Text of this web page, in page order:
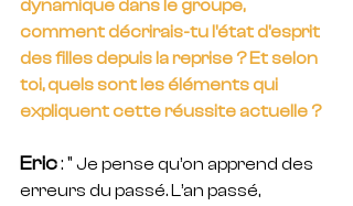
dynamique dans le groupe,
comment décrirais-tu l'état d'esprit
des filles depuis la reprise ? Et selon
toi, quels sont les éléments qui
expliquent cette réussite actuelle ?
Eric : " Je pense qu’on apprend des
erreurs du passé. L’an passé,